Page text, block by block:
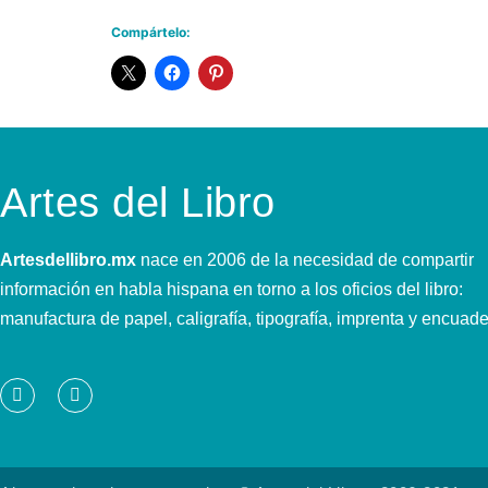
Compártelo:
Artes del Libro
Artesdellibro.mx nace en 2006 de la necesidad de compartir
información en habla hispana en torno a los oficios del libro:
manufactura de papel, caligrafía, tipografía, imprenta y